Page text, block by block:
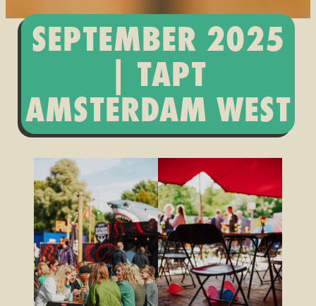
SEPTEMBER 2025
| TAPT
AMSTERDAM WEST